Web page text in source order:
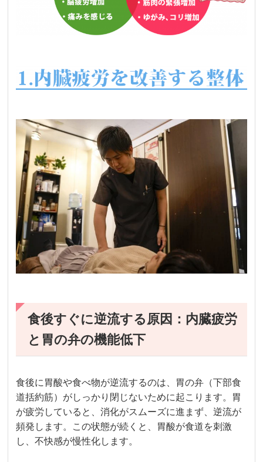
食後すぐに逆流する原因：内臓疲労
と胃の弁の機能低下
食後に胃酸や食べ物が逆流するのは、胃の弁（下部食
道括約筋）がしっかり閉じないために起こります。胃
が疲労していると、消化がスムーズに進まず、逆流が
頻発します。この状態が続くと、胃酸が食道を刺激
し、不快感が慢性化します。